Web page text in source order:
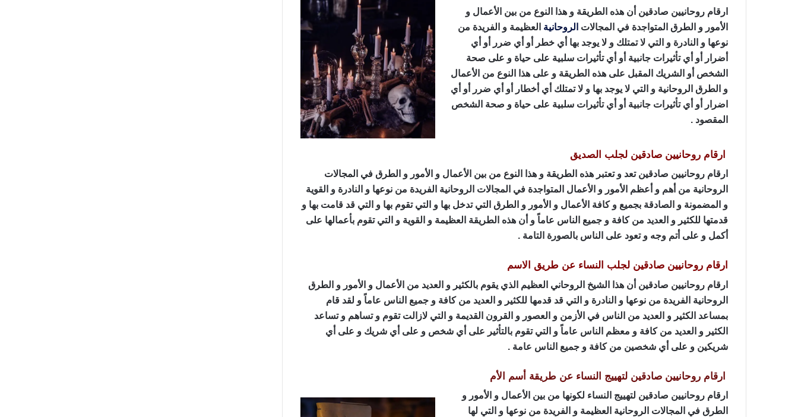
ارقام روحانيين صادقين أن هذه الطريقة و هذا النوع من بين الأعمال و
الأمور و الطرق المتواجدة في المجالات الروحانية العظيمة و الفريدة من
نوعها و النادرة و التي لا تمتلك و لا يوجد بها أي خطر أو أي ضرر أو أي
أضرار أو أي تأثيرات جانبية أو أي تأثيرات سلبية على حياة و على صحة
الشخص أو الشريك المقبل على هذه الطريقة و على هذا النوع من الأعمال
و الطرق الروحانية و التي لا يوجد بها و لا تمتلك أي أخطار أو أي ضرر أو أي
اضرار أو أي تأثيرات جانبية أو أي تأثيرات سلبية على حياة و صحة الشخص
المقصود .
ارقام روحانيين صادقين لجلب الصديق
ارقام روحانيين صادقين تعد و تعتبر هذه الطريقة و هذا النوع من بين الأعمال و الأمور و الطرق في المجالات
الروحانية من أهم و أعظم الأمور و الأعمال المتواجدة في المجالات الروحانية الفريدة من نوعها و النادرة و القوية
و المضمونة و الصادقة بجميع و كافة الأعمال و الأمور و الطرق التي تدخل بها و التي تقوم بها و التي قد قامت بها و
قدمتها للكثير و العديد من كافة و جميع الناس عاماً و أن هذه الطريقة العظيمة و القوية و التي تقوم بأعمالها على
أكمل و على أتم وجه و تعود على الناس بالصورة التامة .
ارقام روحانيين صادقين لجلب النساء عن طريق الاسم
ارقام روحانيين صادقين أن هذا الشيخ الروحاني العظيم الذي يقوم بالكثير و العديد من الأعمال و الأمور و الطرق
الروحانية الفريدة من نوعها و النادرة و التي قد قدمها للكثير و العديد من كافة و جميع الناس عاماً و لقد قام
بمساعد الكثير و العديد من الناس في الأزمن و العصور و القرون القديمة و التي لازالت تقوم و تساهم و تساعد
الكثير و العديد من كافة و معظم الناس عاماً و التي تقوم بالتأثير على أي شخص و على أي شريك و على أي
شريكين و على أي شخصين من كافة و جميع الناس عامة .
ارقام روحانيين صادقين لتهييج النساء عن طريقة أسم الأم
ارقام روحانيين صادقين لتهييج النساء لكونها من بين الأعمال و الأمور و
الطرق في المجالات الروحانية العظيمة و الفريدة من نوعها و التي لها